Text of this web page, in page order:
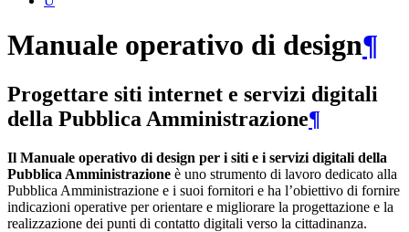
Manuale operativo di design¶
Progettare siti internet e servizi digitali
della Pubblica Amministrazione¶
Il Manuale operativo di design per i siti e i servizi digitali della
Pubblica Amministrazione è uno strumento di lavoro dedicato alla
Pubblica Amministrazione e i suoi fornitori e ha l’obiettivo di fornire
indicazioni operative per orientare e migliorare la progettazione e la
realizzazione dei punti di contatto digitali verso la cittadinanza.